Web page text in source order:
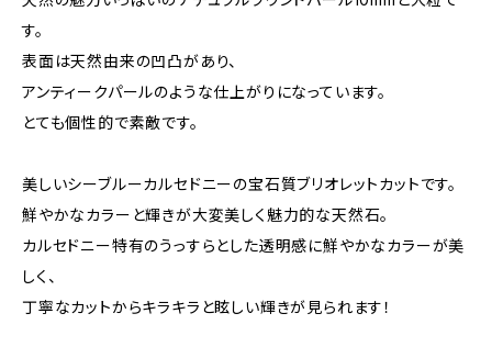
す。
表面は天然由来の凹凸があり、
アンティークパールのような仕上がりになっています。
とても個性的で素敵です。
美しいシーブルーカルセドニーの宝石質ブリオレットカットです。
鮮やかなカラーと輝きが大変美しく魅力的な天然石。
カルセドニー特有のうっすらとした透明感に鮮やかなカラーが美
しく、
丁寧なカットからキラキラと眩しい輝きが見られます！